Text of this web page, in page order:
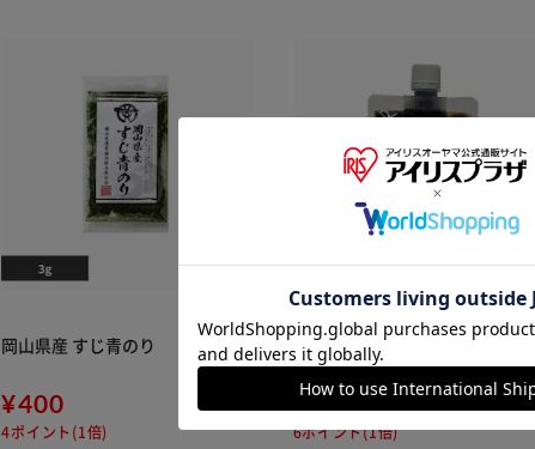
岡山県産 すじ青のり
¥400
4ポイント(1倍)
岡山県産 漁師自慢 一番摘みのり
佃煮
¥600
6ポイント(1倍)
※ご確認ください